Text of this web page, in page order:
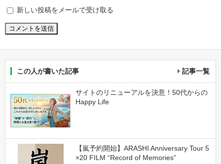
新しい投稿をメールで受け取る
この人が書いた記事 記事一覧
サイトのリニューアルを決意！50代からの
Happy Life
【嵐予約開始】ARASHI Anniversary Tour 5
×20 FILM “Record of Memories”